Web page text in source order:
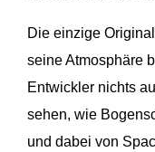
Die einzige
seine Atmosphäre
Entwickler nichts
sehen, wie
und dabei von